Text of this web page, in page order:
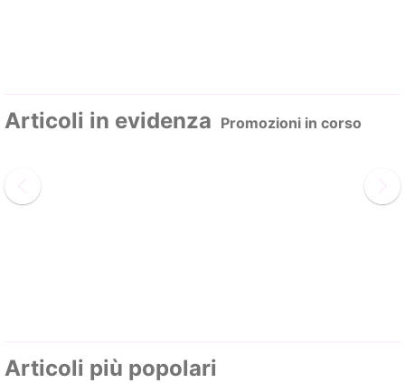
Articoli in evidenza Promozioni in corso
Articoli più popolari